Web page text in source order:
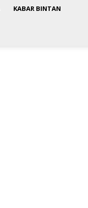
KABAR BINTAN